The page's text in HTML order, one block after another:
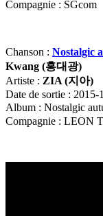
Compagnie : SGcom
Chanson : Nostalgic
Kwang (홍대광)
Artiste : ZIA (지아)
Date de sortie : 2015-
Album : Nostalgic
Compagnie : LEON